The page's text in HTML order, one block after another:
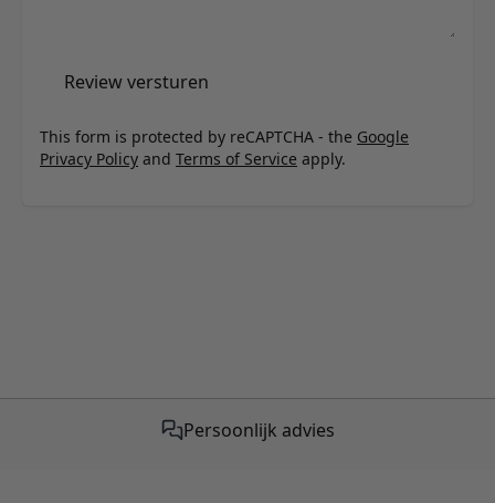
Review versturen
This form is protected by reCAPTCHA - the Google
Privacy Policy and Terms of Service apply.
Persoonlijk advies
Gratis verzending vanaf €50,-